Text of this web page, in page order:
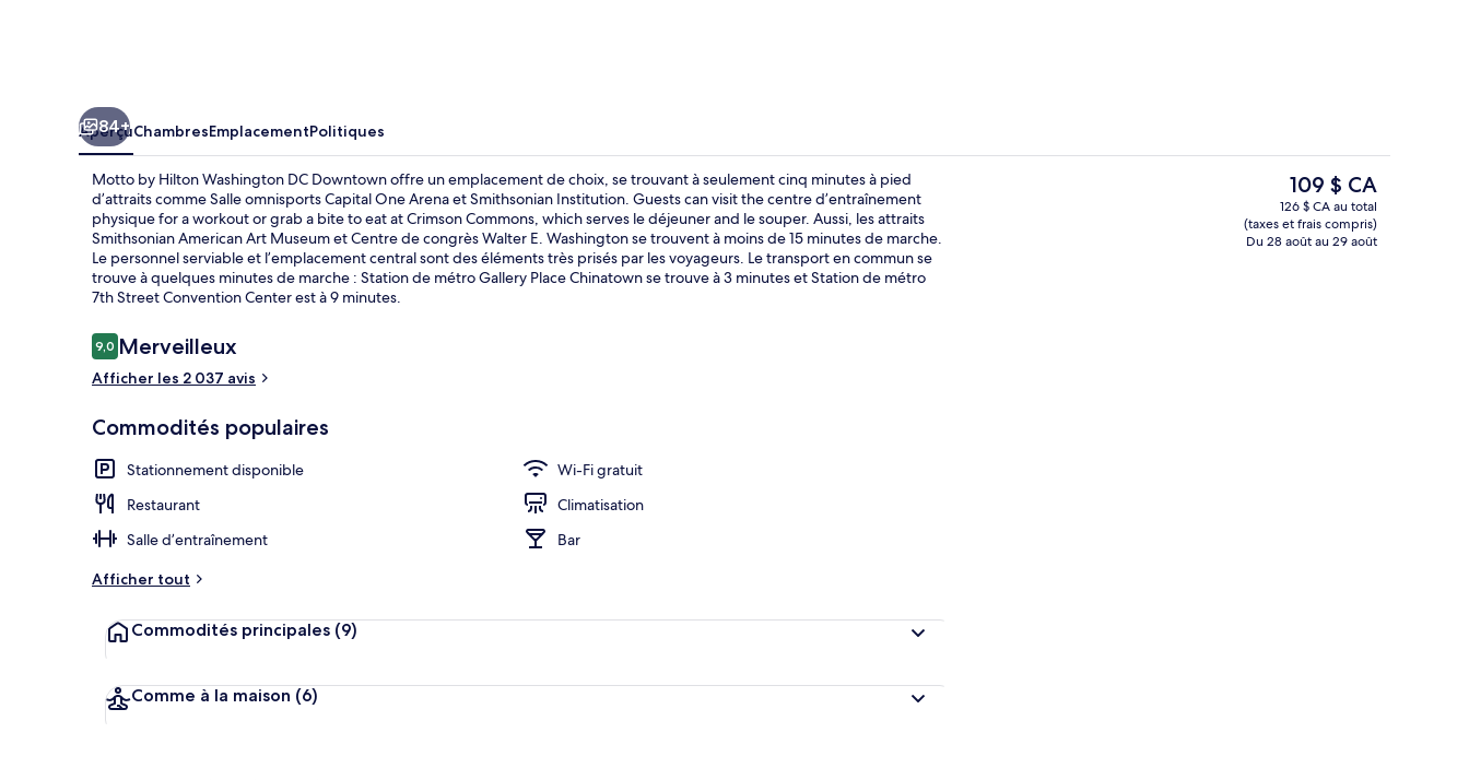
Salle de réunion
84+
AperçuChambresEmplacementPolitiques
Motto by Hilton Washington DC Downtown offre un emplacement de choix, se trouvant à seulement cinq minutes à pied
d’attraits comme Salle omnisports Capital One Arena et Smithsonian Institution. Guests can visit the centre d’entraînement
physique for a workout or grab a bite to eat at Crimson Commons, which serves le déjeuner and le souper. Aussi, les attraits
Smithsonian American Art Museum et Centre de congrès Walter E. Washington se trouvent à moins de 15 minutes de marche.
Le personnel serviable et l’emplacement central sont des éléments très prisés par les voyageurs. Le transport en commun se
trouve à quelques minutes de marche : Station de métro Gallery Place Chinatown se trouve à 3 minutes et Station de métro
7th Street Convention Center est à 9 minutes.
Avis
9,09,0 sur 10 –
Merveilleux
Afficher les 2 037 avis
Commodités populaires
Stationnement disponible
Wi-Fi gratuit
Restaurant
Climatisation
Salle d’entraînement
Bar
Afficher tout
Commodités principales (9)
Comme à la maison (6)
Le
prix
actuel
est
109 $ CA
126 $ CA au total
(taxes et frais compris)
Du 28 août au 29 août